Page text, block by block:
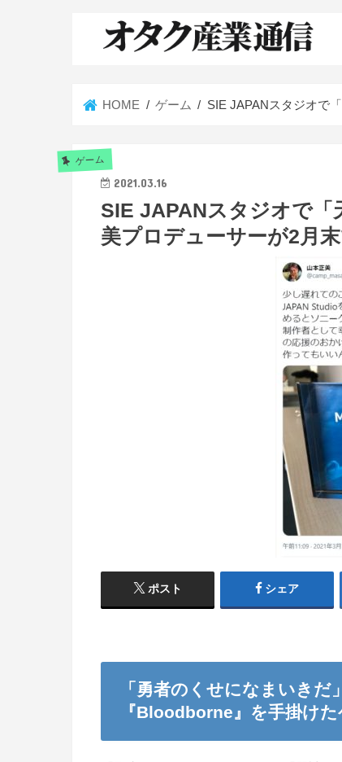
HOME ゲーム SIE JAPANスタジオで
ゲーム
2021.03.16
SIE JAPANスタジオで「
美プロデューサーが2月
ポスト シェア
「勇者のくせになまいき
『Bloodborne』を手掛け